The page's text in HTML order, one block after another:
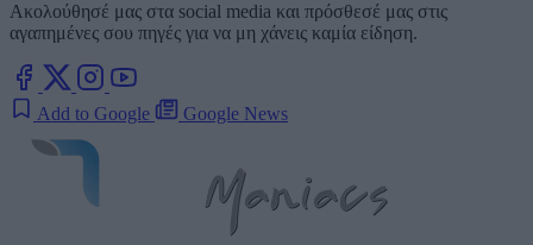
Ακολούθησέ μας στα social media και πρόσθεσέ μας στις
αγαπημένες σου πηγές για να μη χάνεις καμία είδηση.
Add to Google Google News